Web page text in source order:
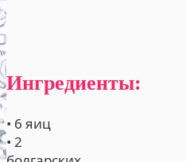
Ингредиенты:
• 6 яиц
• 2